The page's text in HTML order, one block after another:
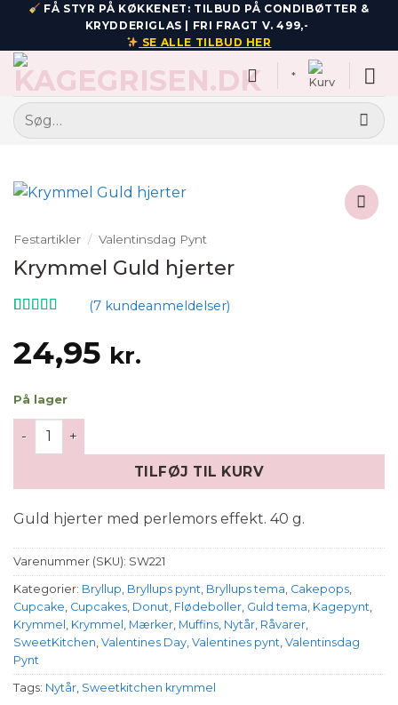
Fortsæt
indhold
FÅ STYR PÅ KØKKENET: TILBUD PÅ CONDIBØTTER &
KRYDDERIGLAS | FRI FRAGT V. 499,-
SE ALLE TILBUD HER
*
Søg
efter:
Festartikler / Valentinsdag Pynt
Krymmel Guld hjerter
som
4.71
ud af 5
baseret på
(7kundeanmeldelser)
24,95 kr.
På lager
Krymmel Guld hjerter antal
TILFØJ TIL KURV
Guld hjerter med perlemors effekt. 40 g.
Varenummer (SKU): SW221
Kategorier: Bryllup, Bryllups pynt, Bryllups tema, Cakepops,
Cupcake, Cupcakes, Donut, Flødeboller, Guld tema, Kagepynt,
Krymmel , Krymmel , Mærker, Muffins, Nytår, Råvarer,
SweetKitchen, Valentines Day, Valentines pynt, Valentinsdag
Pynt
Tags: Nytår, Sweetkitchen krymmel